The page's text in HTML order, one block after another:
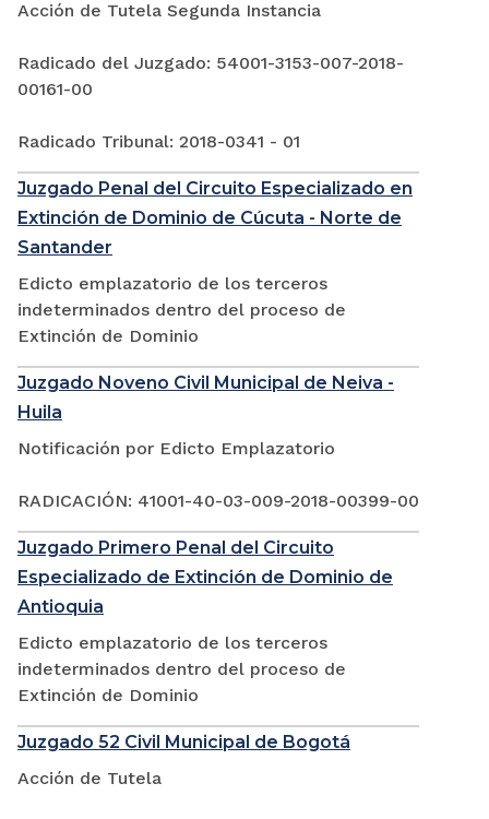
Acción de Tutela Segunda Instancia
Radicado del Juzgado: 54001-3153-007-2018-
00161-00
Radicado Tribunal: 2018-0341 - 01
Juzgado Penal del Circuito Especializado en
Extinción de Dominio de Cúcuta - Norte de
Santander
Edicto emplazatorio de los terceros
indeterminados dentro del proceso de
Extinción de Dominio
Juzgado Noveno Civil Municipal de Neiva -
Huila
Notificación por Edicto Emplazatorio
RADICACIÓN: 41001-40-03-009-2018-00399-00
Juzgado Primero Penal del Circuito
Especializado de Extinción de Dominio de
Antioquia
Edicto emplazatorio de los terceros
indeterminados dentro del proceso de
Extinción de Dominio
Juzgado 52 Civil Municipal de Bogotá
Acción de Tutela